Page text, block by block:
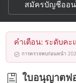
4
5
6
7
2
3
4
5
3
4
5
6
สมัครบัญชีออ
คำเตือน: ระดับคะ
การตรวจพบก่อนหน้า
ใบอนุญาตฟ